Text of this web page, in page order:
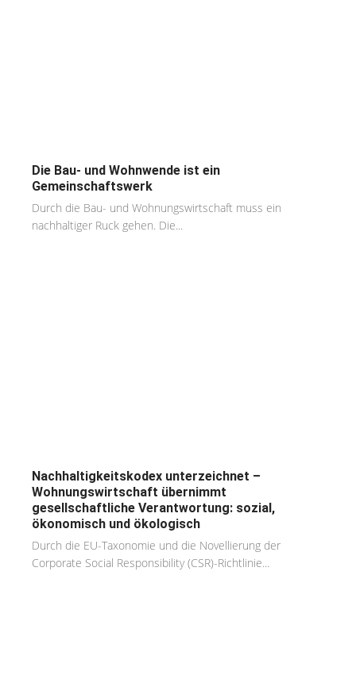
Die Bau- und Wohnwende ist ein
Gemeinschaftswerk
Durch die Bau- und Wohnungswirtschaft muss ein
nachhaltiger Ruck gehen. Die...
Nachhaltigkeitskodex unterzeichnet –
Wohnungswirtschaft übernimmt
gesellschaftliche Verantwortung: sozial,
ökonomisch und ökologisch
Durch die EU-Taxonomie und die Novellierung der
Corporate Social Responsibility (CSR)-Richtlinie...